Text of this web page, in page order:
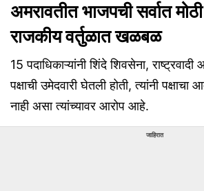
अमरावतीत भाजपची सर्वात
राजकीय वर्तुळात खळबळ
15 पदाधिकाऱ्यांनी शिंदे शिवसेना,
पक्षाची उमेदवारी घेतली होती, त्यांनी
नाही असा त्यांच्यावर आरोप आहे.
जाहिरात